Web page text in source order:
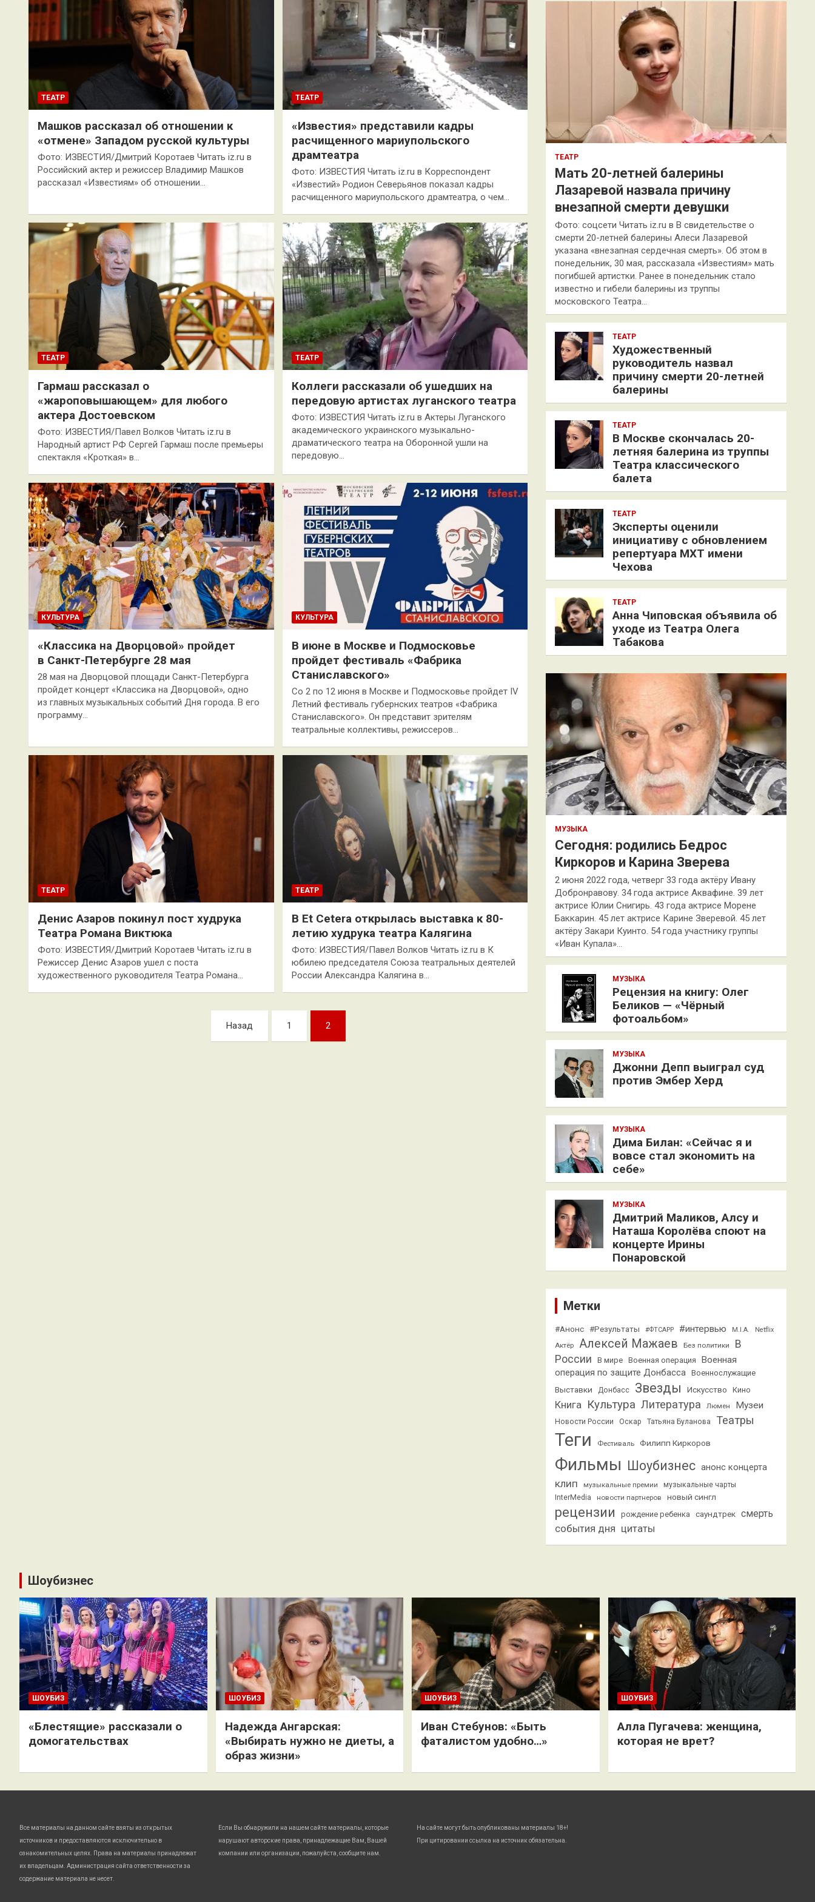
ТЕАТР
Машков рассказал об отношении к
«отмене» Западом русской культуры
Фото: ИЗВЕСТИЯ/Дмитрий Коротаев Читать iz.ru в
Российский актер и режиссер Владимир Машков
рассказал «Известиям» об отношении…
ТЕАТР
«Известия» представили кадры
расчищенного мариупольского
драмтеатра
Фото: ИЗВЕСТИЯ Читать iz.ru в Корреспондент
«Известий» Родион Северьянов показал кадры
расчищенного мариупольского драмтеатра, о чем…
ТЕАТР
Гармаш рассказал о
«жароповышающем» для любого
актера Достоевском
Фото: ИЗВЕСТИЯ/Павел Волков Читать iz.ru в
Народный артист РФ Сергей Гармаш после премьеры
спектакля «Кроткая» в…
ТЕАТР
Коллеги рассказали об ушедших на
передовую артистах луганского театра
Фото: ИЗВЕСТИЯ Читать iz.ru в Актеры Луганского
академического украинского музыкально-
драматического театра на Оборонной ушли на
передовую…
КУЛЬТУРА
«Классика на Дворцовой» пройдет
в Санкт-Петербурге 28 мая
28 мая на Дворцовой площади Санкт-Петербурга
пройдет концерт «Классика на Дворцовой», одно
из главных музыкальных событий Дня города. В его
программу…
КУЛЬТУРА
В июне в Москве и Подмосковье
пройдет фестиваль «Фабрика
Станиславского»
Со 2 по 12 июня в Москве и Подмосковье пройдет IV
Летний фестиваль губернских театров «Фабрика
Станиславского». Он представит зрителям
театральные коллективы, режиссеров…
ТЕАТР
Денис Азаров покинул пост худрука
Театра Романа Виктюка
Фото: ИЗВЕСТИЯ/Дмитрий Коротаев Читать iz.ru в
Режиссер Денис Азаров ушел с поста
художественного руководителя Театра Романа…
ТЕАТР
В Et Cetera открылась выставка к 80-
летию худрука театра Калягина
Фото: ИЗВЕСТИЯ/Павел Волков Читать iz.ru в К
юбилею председателя Союза театральных деятелей
России Александра Калягина в…
Назад 1 2
к
ТЕАТР
Мать 20-летней балерины
Лазаревой назвала причину
внезапной смерти девушки
Фото: соцсети Читать iz.ru в В свидетельстве о
смерти 20-летней балерины Алеси Лазаревой
указана «внезапная сердечная смерть». Об этом в
понедельник, 30 мая, рассказала «Известиям» мать
погибшей артистки. Ранее в понедельник стало
известно и гибели балерины из труппы
московского Театра…
ТЕАТР
Художественный
руководитель назвал
причину смерти 20-летней
балерины
ТЕАТР
В Москве скончалась 20-
летняя балерина из труппы
Театра классического
балета
ТЕАТР
Эксперты оценили
инициативу с обновлением
репертуара МХТ имени
Чехова
ТЕАТР
Анна Чиповская объявила об
уходе из Театра Олега
Табакова
МУЗЫКА
Сегодня: родились Бедрос
Киркоров и Карина Зверева
2 июня 2022 года, четверг 33 года актёру Ивану
Добронравову. 34 года актрисе Аквафине. 39 лет
актрисе Юлии Снигирь. 43 года актрисе Морене
Баккарин. 45 лет актрисе Карине Зверевой. 45 лет
актёру Закари Куинто. 54 года участнику группы
«Иван Купала»…
МУЗЫКА
Рецензия на книгу: Олег
Беликов — «Чёрный
фотоальбом»
МУЗЫКА
Джонни Депп выиграл суд
против Эмбер Херд
МУЗЫКА
Дима Билан: «Сейчас я и
вовсе стал экономить на
себе»
МУЗЫКА
Дмитрий Маликов, Алсу и
Наташа Королёва споют на
концерте Ирины
Понаровской
Метки
#Анонс #Результаты #ФТСАРР #интервью M.I.A. Netflix
Актёр Алексей Мажаев Без политики
В
России
В мире Военная операция
Военная
операция по защите Донбасса
Военнослужащие
Выставки Донбасс Звезды Искусство Кино
Книга Культура Литература Люмен Музеи
Новости России Оскар Татьяна Буланова Театры
Теги Фестиваль Филипп Киркоров
Фильмы Шоубизнес анонс концерта
клип музыкальные премии
музыкальные чарты
InterMedia
новости партнеров новый сингл
рецензии рождение ребенка саундтрек смерть
события дня цитаты
Шоубизнес
ШОУБИЗ
«Блестящие» рассказали о
домогательствах
ШОУБИЗ
Надежда Ангарская:
«Выбирать нужно не диеты, а
образ жизни»
ШОУБИЗ
Иван Стебунов: «Быть
фаталистом удобно…»
ШОУБИЗ
Алла Пугачева: женщина,
которая не врет?
Все материалы на данном сайте взяты из открытых
источников и предоставляются исключительно в
ознакомительных целях. Права на материалы принадлежат
их владельцам. Администрация сайта ответственности за
содержание материала не несет.
Если Вы обнаружили на нашем сайте материалы, которые
нарушают авторские права, принадлежащие Вам, Вашей
компании или организации, пожалуйста, сообщите нам.
На сайте могут быть опубликованы материалы 18+!
При цитировании ссылка на источник обязательна.